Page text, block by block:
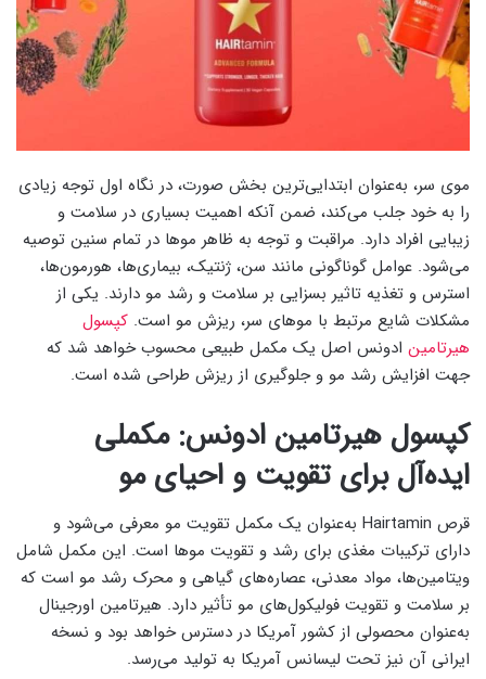
موی سر، به‌عنوان ابتدایی‌ترین بخش صورت، در نگاه اول توجه زیادی
را به خود جلب می‌کند، ضمن آنکه اهمیت بسیاری در سلامت و
زیبایی افراد دارد. مراقبت و توجه به ظاهر موها در تمام سنین توصیه
می‌شود. عوامل گوناگونی مانند سن، ژنتیک، بیماری‌ها، هورمون‌ها،
استرس و تغذیه تاثیر بسزایی بر سلامت و رشد مو دارند. یکی از
مشکلات شایع مرتبط با موهای سر، ریزش مو است. کپسول
هیرتامین ادونس اصل یک مکمل طبیعی محسوب خواهد شد که
جهت افزایش رشد مو و جلوگیری از ریزش طراحی شده است.
کپسول هیرتامین ادونس: مکملی
ایده‌آل برای تقویت و احیای مو
قرص Hairtamin به‌عنوان یک مکمل تقویت مو معرفی می‌شود و
دارای ترکیبات مغذی برای رشد و تقویت موها است. این مکمل شامل
ویتامین‌ها، مواد معدنی، عصاره‌های گیاهی و محرک رشد مو است که
بر سلامت و تقویت فولیکول‌های مو تأثیر دارد. هیرتامین اورجینال
به‌عنوان محصولی از کشور آمریکا در دسترس خواهد بود و نسخه
ایرانی آن نیز تحت لیسانس آمریکا به تولید می‌رسد.